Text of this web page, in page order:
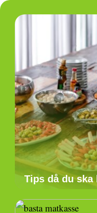
Tips då du ska